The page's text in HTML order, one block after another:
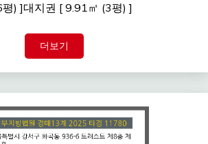
) ]대지권 [ 9.91㎡ (3평) ]
더보기